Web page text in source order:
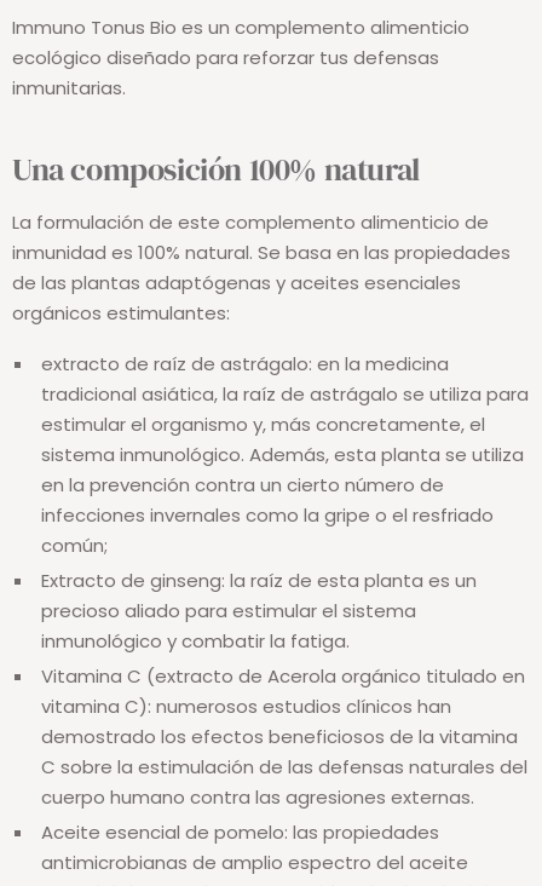
Immuno Tonus Bio es un complemento alimenticio
ecológico diseñado para reforzar tus defensas
inmunitarias.
Una composición 100% natural
La formulación de este complemento alimenticio de
inmunidad es 100% natural. Se basa en las propiedades
de las plantas adaptógenas y aceites esenciales
orgánicos estimulantes:
extracto de raíz de astrágalo: en la medicina
tradicional asiática, la raíz de astrágalo se utiliza para
estimular el organismo y, más concretamente, el
sistema inmunológico. Además, esta planta se utiliza
en la prevención contra un cierto número de
infecciones invernales como la gripe o el resfriado
común;
Extracto de ginseng: la raíz de esta planta es un
precioso aliado para estimular el sistema
inmunológico y combatir la fatiga.
Vitamina C (extracto de Acerola orgánico titulado en
vitamina C): numerosos estudios clínicos han
demostrado los efectos beneficiosos de la vitamina
C sobre la estimulación de las defensas naturales del
cuerpo humano contra las agresiones externas.
Aceite esencial de pomelo: las propiedades
antimicrobianas de amplio espectro del aceite